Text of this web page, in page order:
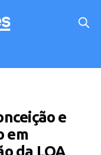
e
em
da LOA